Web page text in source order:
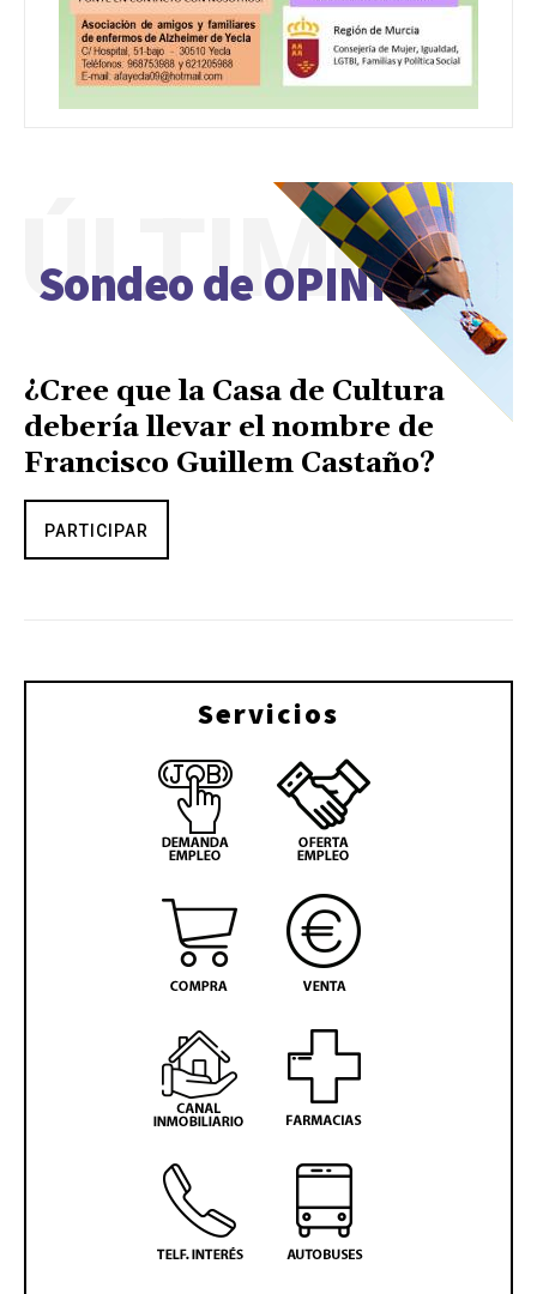
Sondeo de OPINIÓN
ÚLTIMO
¿Cree que la Casa de Cultura
debería llevar el nombre de
Francisco Guillem Castaño?
PARTICIPAR
Servicios